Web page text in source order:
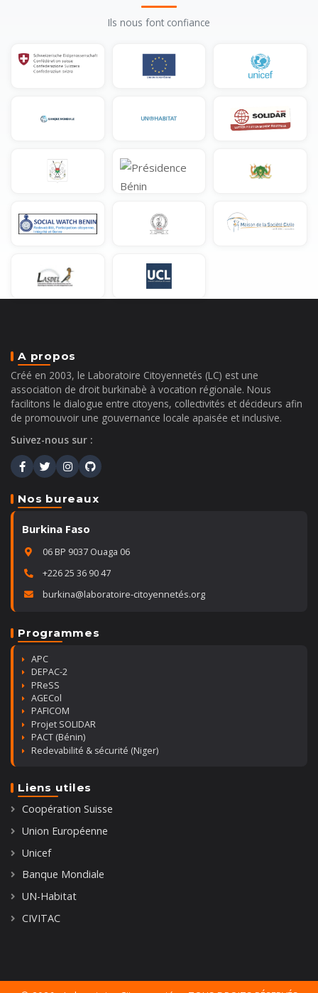
Ils nous font confiance
A propos
Créé en 2003, le Laboratoire Citoyennetés (LC) est une
association de droit burkinabè à vocation régionale. Nous
facilitons le dialogue entre citoyens, collectivités et décideurs afin
de promouvoir une gouvernance locale apaisée et inclusive.
Suivez-nous sur :
Nos bureaux
Burkina Faso
06 BP 9037 Ouaga 06
+226 25 36 90 47
burkina@laboratoire-citoyennetés.org
Programmes
APC
DEPAC-2
PReSS
AGECol
PAFICOM
Projet SOLIDAR
PACT (Bénin)
Redevabilité & sécurité (Niger)
Liens utiles
Coopération Suisse
Union Européenne
Unicef
Banque Mondiale
UN-Habitat
CIVITAC